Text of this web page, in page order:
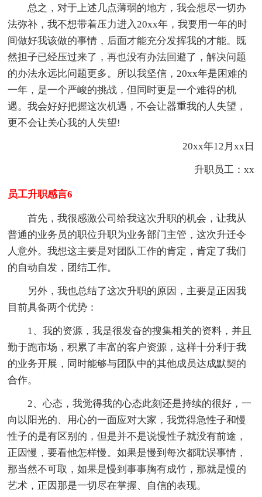
总之，对于上述几点薄弱的地方，我会想尽一切办
法弥补，我不想带着压力进入20xx年，我要用一年的时
间做好我该做的事情，后面才能充分发挥我的才能。既
然担子已经压过来了，再也没有办法回避了，解决问题
的办法永远比问题更多。所以我坚信，20xx年是困难的
一年，是一个严峻的挑战，但同时更是一个难得的机
遇。我会好好把握这次机遇，不会让器重我的人失望，
更不会让关心我的人失望!
20xx年12月xx日
升职员工：xx
员工升职感言6
首先，我很感激公司给我这次升职的机会，让我从
普通的业务员的职位升职为业务部门主管，这次升迁令
人意外。我想这主要是对团队工作的肯定，肯定了我们
的自动自发，团结工作。
另外，我也总结了这次升职的原因，主要是正因我
目前具备两个优势：
1、我的资源，我是很发奋的搜集相关的资料，并且
勤于跑市场，积累了丰富的客户资源，这样十分利于我
的业务开展，同时能够与团队中的其他成员达成默契的
合作。
2、心态，我觉得我的心态此刻还是持续的很好，一
向以阳光的、用心的一面应对大家，我觉得急性子和慢
性子的是有区别的，但是并不是说慢性子就没有前途，
正因慢，要看他怎样慢。如果是慢到每次都耽误事情，
那当然不可取，如果是慢到事事胸有成竹，那就是慢的
艺术，正因那是一切尽在掌握、自信的表现。